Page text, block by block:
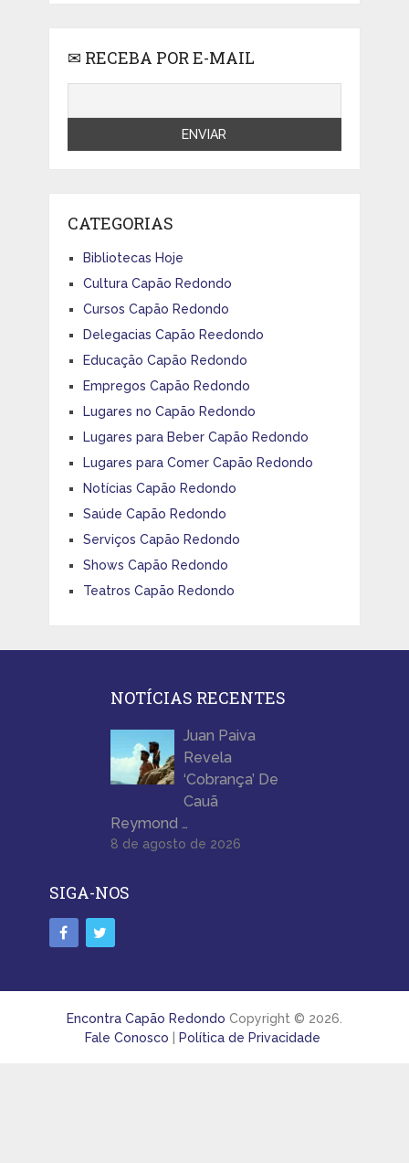
✉ RECEBA POR E-MAIL
CATEGORIAS
Bibliotecas Hoje
Cultura Capão Redondo
Cursos Capão Redondo
Delegacias Capão Reedondo
Educação Capão Redondo
Empregos Capão Redondo
Lugares no Capão Redondo
Lugares para Beber Capão Redondo
Lugares para Comer Capão Redondo
Notícias Capão Redondo
Saúde Capão Redondo
Serviços Capão Redondo
Shows Capão Redondo
Teatros Capão Redondo
NOTÍCIAS RECENTES
Juan Paiva
Revela
‘Cobrança’ De
Cauã
Reymond …
8 de agosto de 2026
SIGA-NOS
Encontra Capão Redondo Copyright © 2026.
Fale Conosco
Política de Privacidade